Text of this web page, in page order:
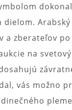
zberateľov
na
vás možno